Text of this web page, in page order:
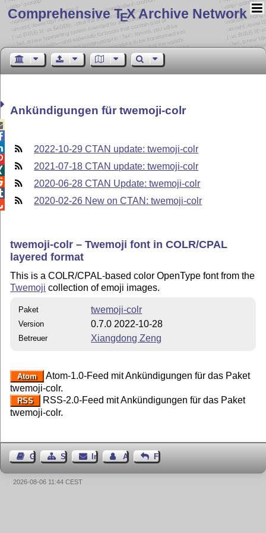
Comprehensive TEX Archive Network
Ankündigungen für twemoji-colr
2022-10-29 CTAN update: twemoji-colr
2021-07-18 CTAN update: twemoji-colr
2020-06-28 CTAN Update: twemoji-colr
2020-02-26 New on CTAN: twemoji-colr
twemoji-colr – Twemoji font in COLR/CPAL
layered format
This is a COLR/CPAL-based color OpenType font from the
Twemoji collection of emoji images.
Paket twemoji-colr
Version 0.7.0 2022-10-28
Betreuer Xiangdong Zeng
Atom
Atom-1.0-Feed mit Ankündigungen für das Paket
twemoji-colr.
RSS
RSS-2.0-Feed mit Ankündigungen für das Paket
twemoji-colr.
GästebuchSeiten-Struktur
ImpressumAutor kontaktieren
Feedback
2026-08-06 11:44 CEST